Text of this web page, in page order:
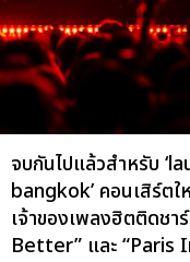
จบกันไปแล้วสำหรับ
bangkok’ คอนเสิร์ต
เจ้าของเพลงฮิตติดช
Better” และ “Paris